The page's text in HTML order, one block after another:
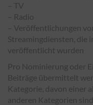
– TV
– Radio
– Veröffentlichungen
Streamingdiensten, die
veröffentlicht wurden
Pro Nominierung oder
Beiträge übermittelt
Kategorie, davon einer
anderen Kategorien